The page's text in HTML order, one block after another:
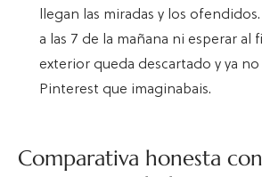
llegan las miradas y los
a las 7 de la mañana ni esperar al
exterior queda descartado y ya no
Pinterest que imaginabais.
Comparativa honesta